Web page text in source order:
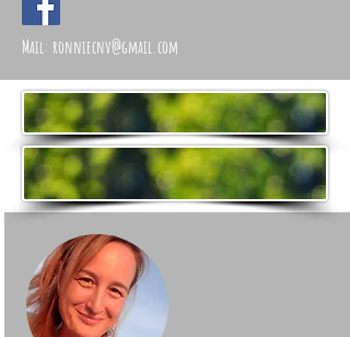
Mail: ronniecnv@gmail.com